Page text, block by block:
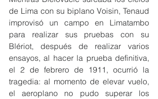
de Lima con su biplano Voisin, Tenaud
improvisó un campo en Limatambo
para realizar sus pruebas con su
Blériot, después de realizar varios
ensayos, al hacer la prueba definitiva,
el 2 de febrero de 1911, ocurrió la
tragedia: al momento de elevar vuelo,
el aeroplano no pudo superar los